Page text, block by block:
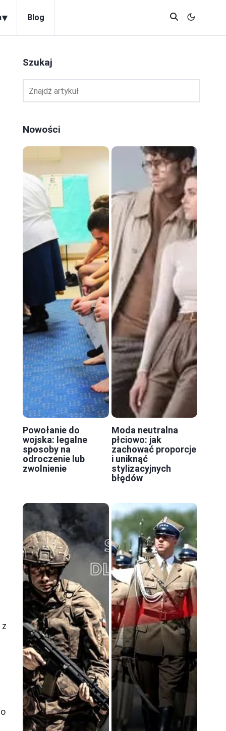
▾ Blog
Szukaj
Nowości
Powołanie do
wojska: legalne
sposoby na
odroczenie lub
zwolnienie
Moda neutralna
płciowo: jak
zachować proporcje
i uniknąć
stylizacyjnych
błędów